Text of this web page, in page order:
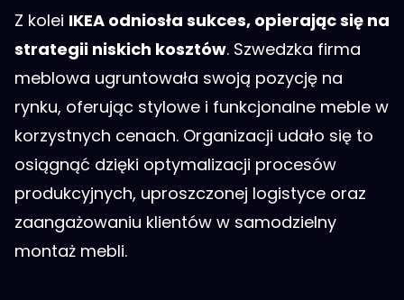
Z kolei IKEA odniosła sukces, opierając się na
strategii niskich kosztów. Szwedzka firma
meblowa ugruntowała swoją pozycję na
rynku, oferując stylowe i funkcjonalne meble w
korzystnych cenach. Organizacji udało się to
osiągnąć dzięki optymalizacji procesów
produkcyjnych, uproszczonej logistyce oraz
zaangażowaniu klientów w samodzielny
montaż mebli.